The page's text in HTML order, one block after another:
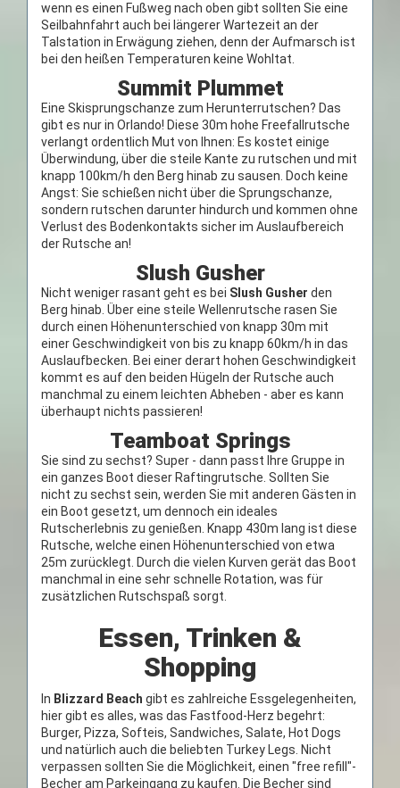
wenn es einen Fußweg nach oben gibt sollten Sie eine
Seilbahnfahrt auch bei längerer Wartezeit an der
Talstation in Erwägung ziehen, denn der Aufmarsch ist
bei den heißen Temperaturen keine Wohltat.
Summit Plummet
Eine Skisprungschanze zum Herunterrutschen? Das
gibt es nur in Orlando! Diese 30m hohe Freefallrutsche
verlangt ordentlich Mut von Ihnen: Es kostet einige
Überwindung, über die steile Kante zu rutschen und mit
knapp 100km/h den Berg hinab zu sausen. Doch keine
Angst: Sie schießen nicht über die Sprungschanze,
sondern rutschen darunter hindurch und kommen ohne
Verlust des Bodenkontakts sicher im Auslaufbereich
der Rutsche an!
Slush Gusher
Nicht weniger rasant geht es bei Slush Gusher den
Berg hinab. Über eine steile Wellenrutsche rasen Sie
durch einen Höhenunterschied von knapp 30m mit
einer Geschwindigkeit von bis zu knapp 60km/h in das
Auslaufbecken. Bei einer derart hohen Geschwindigkeit
kommt es auf den beiden Hügeln der Rutsche auch
manchmal zu einem leichten Abheben - aber es kann
überhaupt nichts passieren!
Teamboat Springs
Sie sind zu sechst? Super - dann passt Ihre Gruppe in
ein ganzes Boot dieser Raftingrutsche. Sollten Sie
nicht zu sechst sein, werden Sie mit anderen Gästen in
ein Boot gesetzt, um dennoch ein ideales
Rutscherlebnis zu genießen. Knapp 430m lang ist diese
Rutsche, welche einen Höhenunterschied von etwa
25m zurücklegt. Durch die vielen Kurven gerät das Boot
manchmal in eine sehr schnelle Rotation, was für
zusätzlichen Rutschspaß sorgt.
Essen, Trinken &
Shopping
In Blizzard Beach gibt es zahlreiche Essgelegenheiten,
hier gibt es alles, was das Fastfood-Herz begehrt:
Burger, Pizza, Softeis, Sandwiches, Salate, Hot Dogs
und natürlich auch die beliebten Turkey Legs. Nicht
verpassen sollten Sie die Möglichkeit, einen "free refill"-
Becher am Parkeingang zu kaufen. Die Becher sind